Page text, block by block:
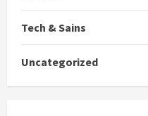
Tech & Sains
Uncategorized